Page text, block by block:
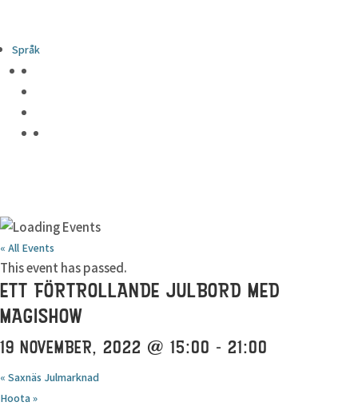
Språk
« All Events
This event has passed.
ETT FÖRTROLLANDE JULBORD MED
MAGISHOW
19 NOVEMBER, 2022 @ 15:00 - 21:00
« Saxnäs Julmarknad
Hoota»